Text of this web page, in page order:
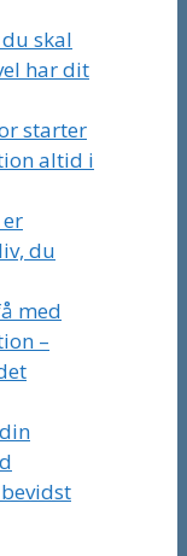
skal
har dit
starter
altid i
du
med
–